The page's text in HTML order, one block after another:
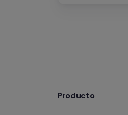
nueva fecha?
Secretaría
Producto